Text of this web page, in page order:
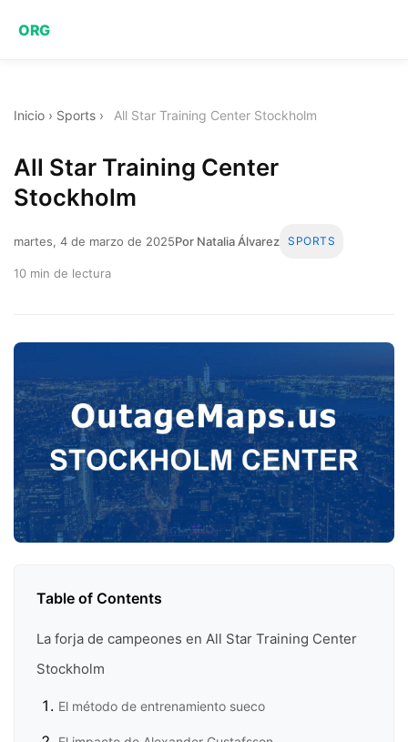
ORG
Inicio › Sports › All Star Training Center Stockholm
All Star Training Center
Stockholm
martes, 4 de marzo de 2025Por Natalia Álvarez SPORTS
10 min de lectura
Table of Contents
La forja de campeones en All Star Training Center
Stockholm
El método de entrenamiento sueco